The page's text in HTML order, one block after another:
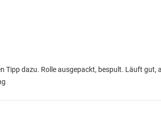
Tipp dazu. Rolle ausgepackt, bespult. Läuft